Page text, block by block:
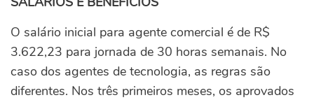
O salário inicial para agente comercial é de R$
3.622,23 para jornada de 30 horas semanais. No
caso dos agentes de tecnologia, as regras são
diferentes. Nos três primeiros meses, os aprovados